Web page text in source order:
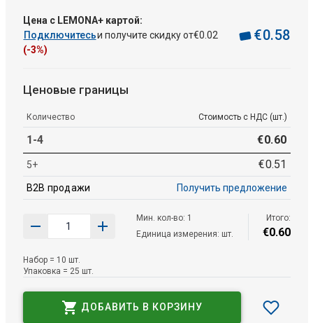
Цена с LEMONA+ картой:
Подключитесьи получите скидку от€0 02
(-3%)
€0.58
Ценовые границы
Количество Стоимость с НДС (шт.)
1-4 €0.60
5+ €0.51
B2B продажи Получить предложение
Мин. кол-во: 1
Единица измерения: шт.
Итого:
€0.60
Набор = 10 шт.
Упаковка = 25 шт.
ДОБАВИТЬ В КОРЗИНУ